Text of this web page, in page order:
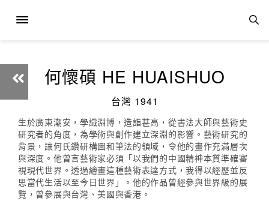
何懷碩 HE HUAISHUO
台灣 1941
生於廣東潮安，學識淵博，造詣甚高，從書法大師與藝術史
研究者的角度，為學術與創作建立深淵的影響。藝術研究的
背景，讓何氏鑽研構圖和筆法的領域，令他的畫作充滿層次
與深度。他曾言藝術家必須「以我們的中國精神本質準確審
視現代世界。透過繪畫這種藝術表達方式，我得以經歷並反
思當代生活以至今日世界」。他的作品曾經參與世界級的展
覽，曾參展與台灣、美國與香港。